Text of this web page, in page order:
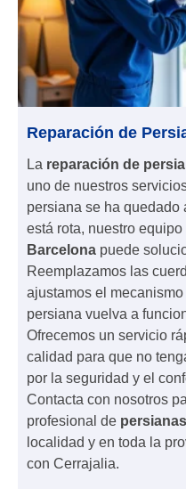
Reparación de
La reparación de
uno de nuestros
persiana se ha quedado
está rota, nuestro
Barcelona puede
Reemplazamos las
ajustamos el
persiana vuelva a
Ofrecemos un servicio
calidad para que no
por la seguridad y el
Contacta con nosotros
profesional de
localidad y en toda la
con Cerrajalia.